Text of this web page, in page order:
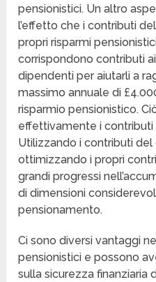
pensionistici. Un altro
l’effetto che i contributi
propri risparmi
corrispondono contributi
dipendenti per aiutarli a
massimo annuale di
risparmio pensionistico.
effettivamente i
Utilizzando i contributi
ottimizzando i propri
grandi progressi
di dimensioni
pensionamento.
Ci sono diversi vantaggi
pensionistici e possono
sulla sicurezza finanziaria